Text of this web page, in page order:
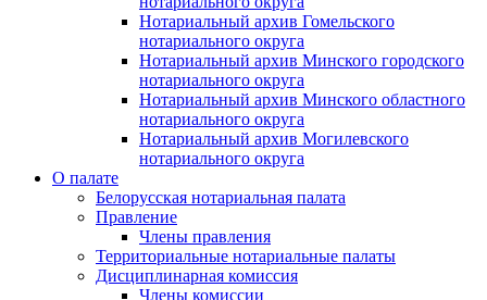
Нотариальный архив Гомельского
нотариального округа
Нотариальный архив Минского городского
нотариального округа
Нотариальный архив Минского областного
нотариального округа
Нотариальный архив Могилевского
нотариального округа
О палате
Белорусская нотариальная палата
Правление
Члены правления
Территориальные нотариальные палаты
Дисциплинарная комиссия
Члены комиссии